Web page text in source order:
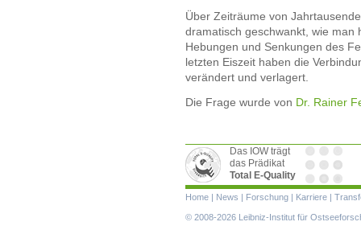
Über Zeiträume von
dramatisch geschwankt, wie man
Hebungen und Senkungen des
letzten Eiszeit haben die
verändert und verlagert.
Die Frage wurde von Dr. Rainer
Das IOW trägt
das Prädikat
Total E-Quality
Navigation
überspringen
Home | News | Forschung | Karriere |
© 2008-2026 Leibniz-Institut für